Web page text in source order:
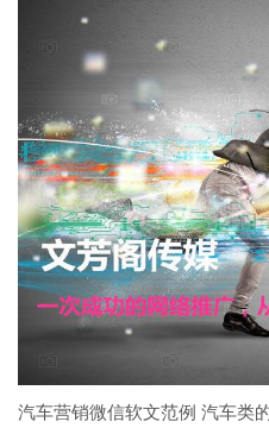
汽车营销微信软文范例 汽车类